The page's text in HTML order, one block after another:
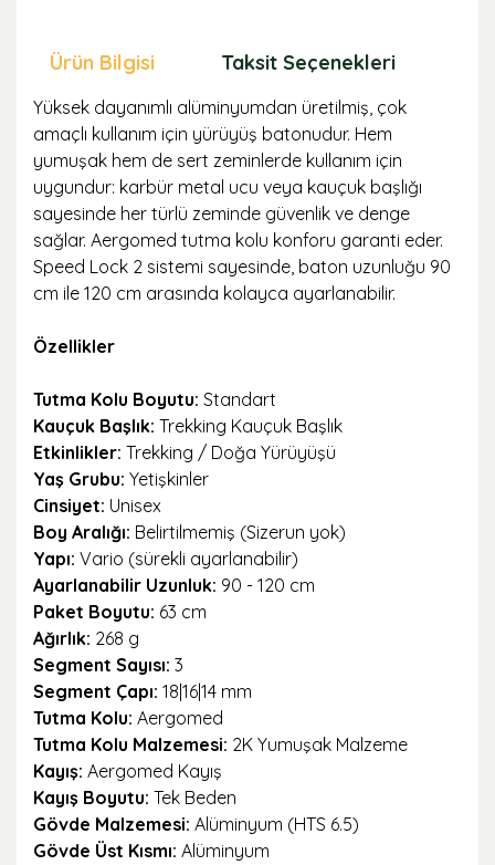
Ürün Bilgisi Taksit Seçenekleri
Yüksek dayanımlı alüminyumdan üretilmiş, çok
amaçlı kullanım için yürüyüş batonudur. Hem
yumuşak hem de sert zeminlerde kullanım için
uygundur: karbür metal ucu veya kauçuk başlığı
sayesinde her türlü zeminde güvenlik ve denge
sağlar. Aergomed tutma kolu konforu garanti eder.
Speed Lock 2 sistemi sayesinde, baton uzunluğu 90
cm ile 120 cm arasında kolayca ayarlanabilir.
Özellikler
Tutma Kolu Boyutu: Standart
Kauçuk Başlık: Trekking Kauçuk Başlık
Etkinlikler: Trekking / Doğa Yürüyüşü
Yaş Grubu: Yetişkinler
Cinsiyet: Unisex
Boy Aralığı: Belirtilmemiş (Sizerun yok)
Yapı: Vario (sürekli ayarlanabilir)
Ayarlanabilir Uzunluk: 90 - 120 cm
Paket Boyutu: 63 cm
Ağırlık: 268 g
Segment Sayısı: 3
Segment Çapı: 18|16|14 mm
Tutma Kolu: Aergomed
Tutma Kolu Malzemesi: 2K Yumuşak Malzeme
Kayış: Aergomed Kayış
Kayış Boyutu: Tek Beden
Gövde Malzemesi: Alüminyum (HTS 6.5)
Gövde Üst Kısmı: Alüminyum